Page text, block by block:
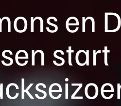
en
start